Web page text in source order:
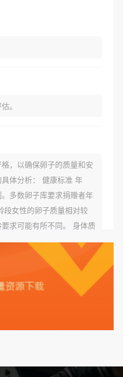
。
，以确保卵子的质量和安
体分析： 健康标准 年
多数卵子库要求捐赠者年
段女性的卵子质量相对较
求可能有所不同。 身体质
需要在正常范围内，以确
可能与多种健康问题相关
健康：捐赠者需要有规律
此外，还需要进行详细的
。 遗传病史与家族病史：
传病史、精神病史和传染
族史调查和医疗记录审查